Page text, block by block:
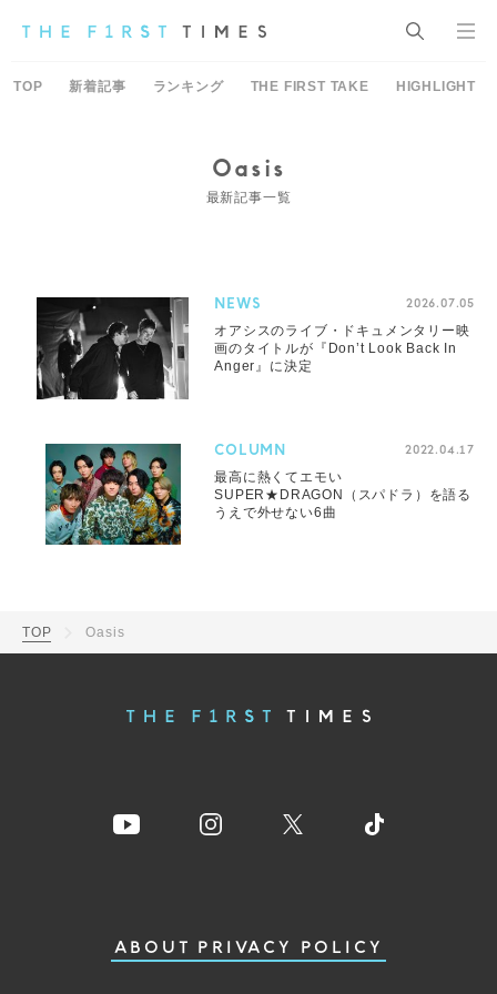
TOP 新着記事 ランキング THE FIRST TAKE HIGHLIGHT
Oasis
最新記事一覧
NEWS 2026.07.05
オアシスのライブ・ドキュメンタリー映
画のタイトルが『Don’t Look Back In
Anger』に決定
COLUMN 2022.04.17
最高に熱くてエモい
SUPER★DRAGON（スパドラ）を語る
うえで外せない6曲
TOP Oasis
ABOUT PRIVACY POLICY